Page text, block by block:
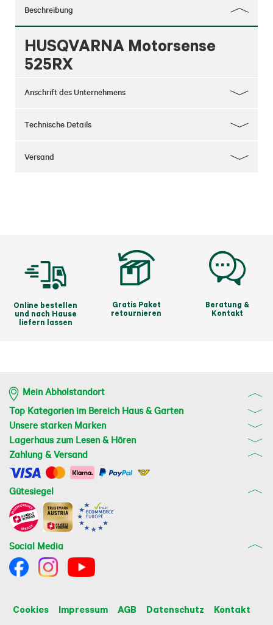
Beschreibung
HUSQVARNA Motorsense
525RX
Anschrift des Unternehmens
Technische Details
Versand
Online bestellen
und nach Hause
liefern lassen
Gratis Paket
retournieren
Beratung &
Kontakt
Mein Abholstandort
Top Kategorien im Bereich Haus & Garten
Unsere starken Marken
Lagerhaus zum Lesen & Hören
Zahlung & Versand
Gütesiegel
Social Media
Cookies Impressum AGB Datenschutz
Kontakt